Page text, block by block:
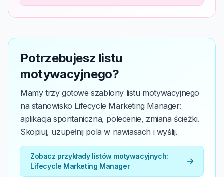
Potrzebujesz listu
motywacyjnego?
Mamy trzy gotowe szablony listu motywacyjnego
na stanowisko Lifecycle Marketing Manager:
aplikacja spontaniczna, polecenie, zmiana ścieżki.
Skopiuj, uzupełnij pola w nawiasach i wyślij.
Zobacz przykłady listów motywacyjnych:
Lifecycle Marketing Manager